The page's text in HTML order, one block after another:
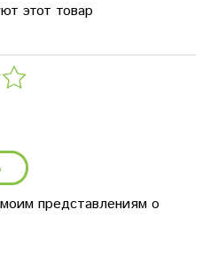
этот товар
представлениям о